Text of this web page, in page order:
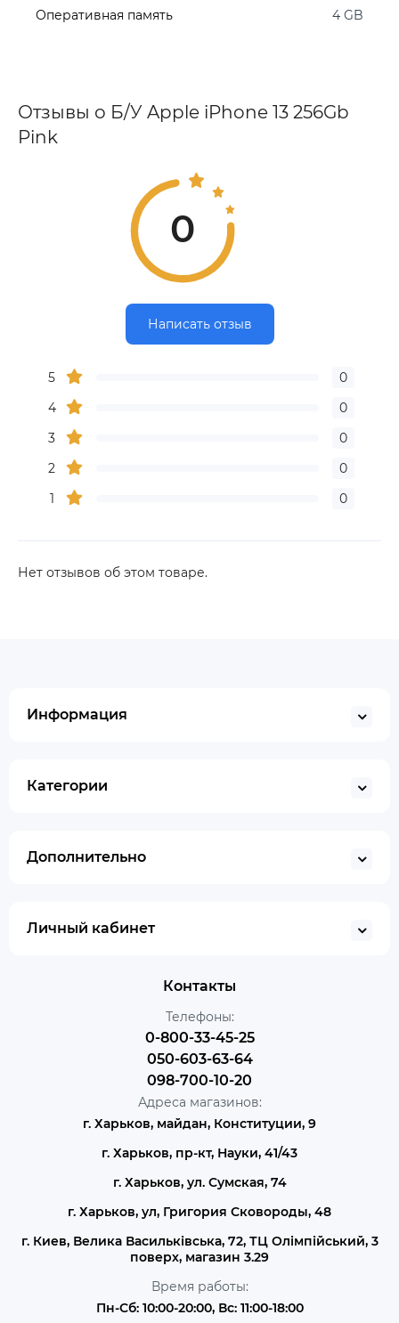
Оперативная память 4 GB
Отзывы о Б/У Apple iPhone 13 256Gb
Pink
0
Написать отзыв
5
0
4
0
3
0
2
0
1
0
Нет отзывов об этом товаре.
Информация
Категории
Дополнительно
Личный кабинет
Контакты
Телефоны:
0-800-33-45-25
050-603-63-64
098-700-10-20
Адреса магазинов:
г. Харьков, майдан, Конституции, 9
г. Харьков, пр-кт, Науки, 41/43
г. Харьков, ул. Сумская, 74
г. Харьков, ул, Григория Сковороды, 48
г. Киев, Велика Васильківська, 72, ТЦ Олімпійський, 3
поверх, магазин 3.29
Время работы:
Пн-Сб: 10:00-20:00, Вс: 11:00-18:00